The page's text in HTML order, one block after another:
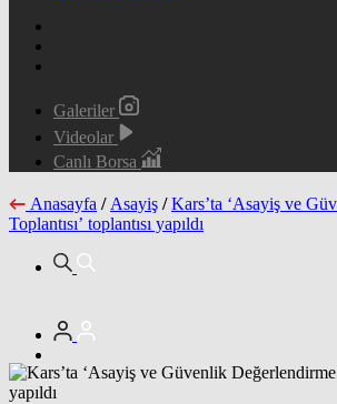
Galeriler
Videolar
Canlı Borsa
Anasayfa / Asayiş / Kars’ta ‘Asayiş ve
Toplantısı’ toplantısı yapıldı